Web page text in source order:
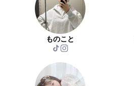
ものこと